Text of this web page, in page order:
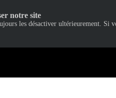
notre site
les désactiver ultérieurement. Si